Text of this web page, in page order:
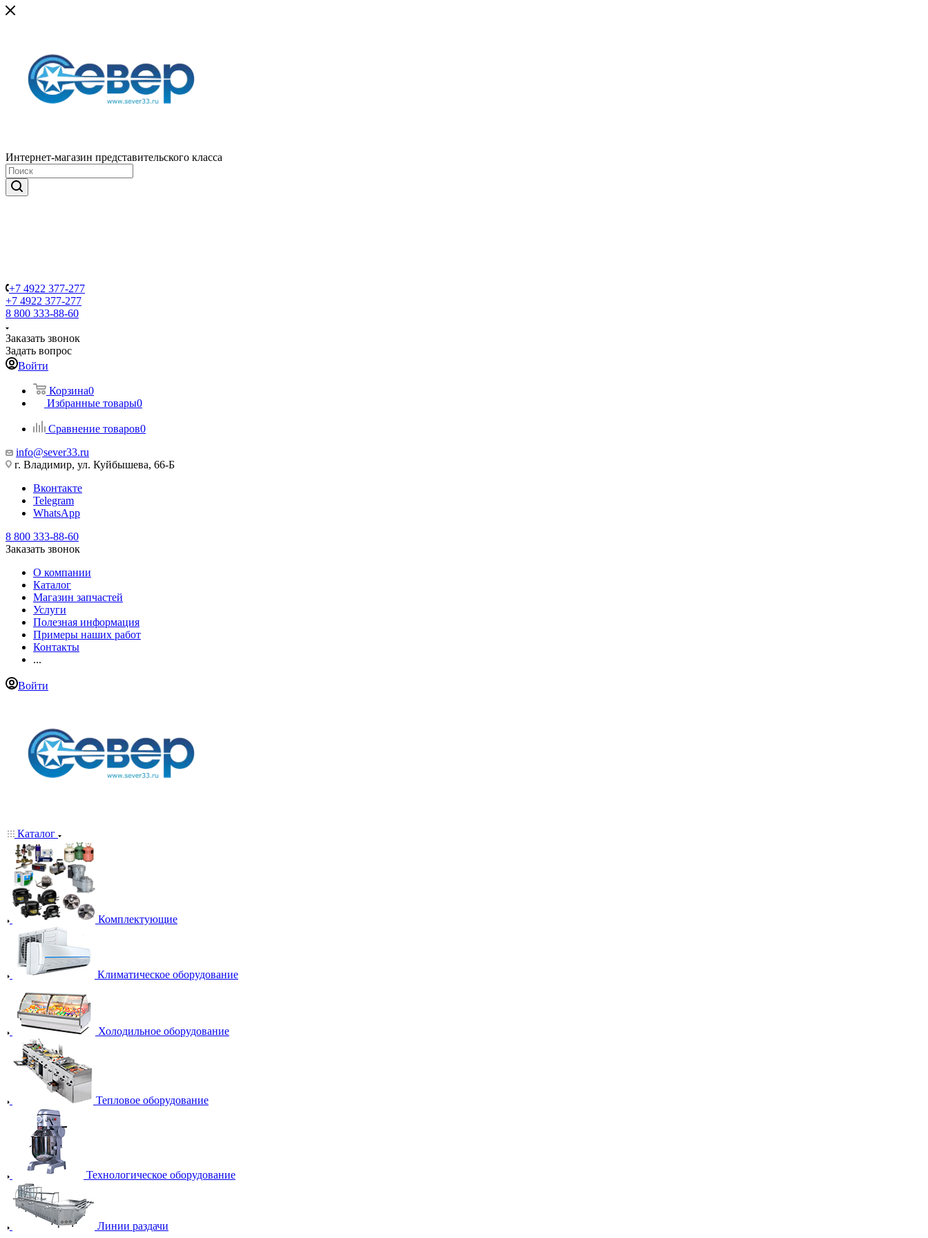
Интернет-магазин представительского класса
+7 4922 377-277
+7 4922 377-277
8 800 333-88-60
Заказать звонок
Задать вопрос
Войти
Корзина0
Избранные товары0
Сравнение товаров0
info@sever33.ru
г. Владимир, ул. Куйбышева, 66-Б
Вконтакте
Telegram
WhatsApp
8 800 333-88-60
Заказать звонок
О компании
Каталог
Магазин запчастей
Услуги
Полезная информация
Примеры наших работ
Контакты
...
Войти
Каталог
Комплектующие
Климатическое оборудование
Холодильное оборудование
Тепловое оборудование
Технологическое оборудование
Линии раздачи